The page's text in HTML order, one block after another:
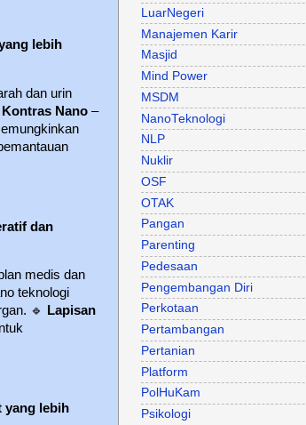
lebih
dan urin
Kontras Nano –
dan
medis dan
teknologi
🔹
Lapisan
yang lebih
LuarNegeri
Manajemen Karir
Masjid
Mind Power
MSDM
NanoTeknologi
NLP
Nuklir
OSF
OTAK
Pangan
Parenting
Pedesaan
Pengembangan Diri
Perkotaan
Pertambangan
Pertanian
Platform
PolHuKam
Psikologi